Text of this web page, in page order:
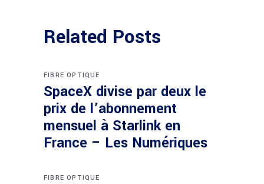
Related Posts
FIBRE OPTIQUE
SpaceX divise par deux le
prix de l’abonnement
mensuel à Starlink en
France – Les Numériques
FIBRE OPTIQUE